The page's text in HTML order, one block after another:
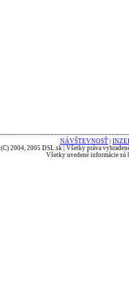
NÁVŠTEVNOSŤ
(C) 2004, 2005 DSL.sk | Všetky práva
Všetky uvedené informácie sú